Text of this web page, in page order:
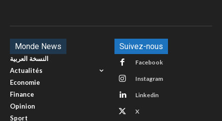
Monde News
النسخة العربية
Actualités
Economie
Finance
Opinion
Sport
Suivez-nous
Facebook
Instagram
Linkedin
X